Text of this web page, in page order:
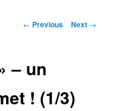
Post navigation
← Previous Next →
– un
! (1/3)